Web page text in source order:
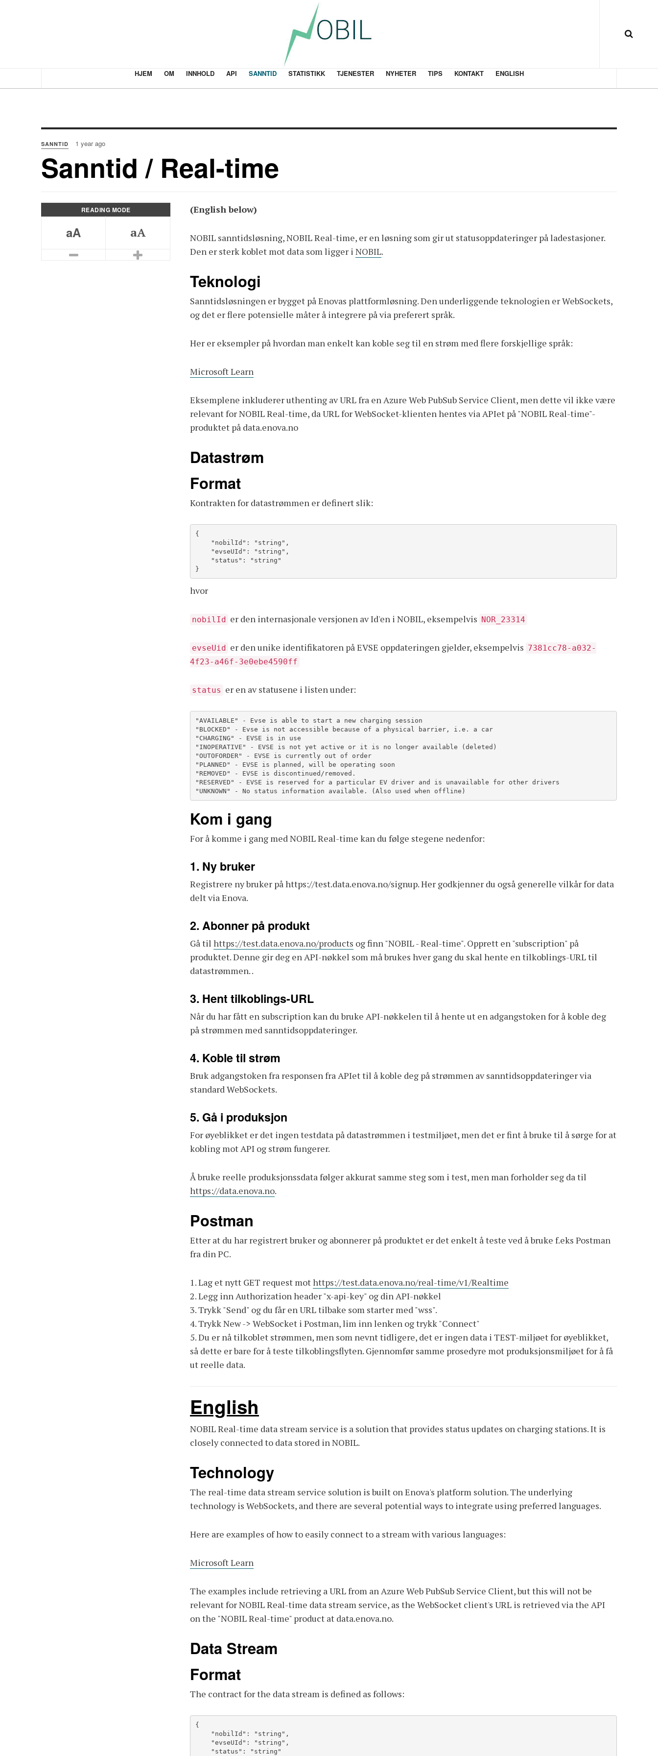
HJEM OM INNHOLD API SANNTID STATISTIKK TJENESTER NYHETER TIPS KONTAKT ENGLISH
SANNTID 1 year ago
Sanntid / Real-time
READING MODE
aA aA
(English below)
NOBIL sanntidsløsning, NOBIL Real-time, er en løsning som gir ut statusoppdateringer på ladestasjoner.
Den er sterk koblet mot data som ligger i NOBIL.
Teknologi
Sanntidsløsningen er bygget på Enovas plattformløsning. Den underliggende teknologien er WebSockets,
og det er flere potensielle måter å integrere på via preferert språk.
Her er eksempler på hvordan man enkelt kan koble seg til en strøm med flere forskjellige språk:
Microsoft Learn
Eksemplene inkluderer uthenting av URL fra en Azure Web PubSub Service Client, men dette vil ikke være
relevant for NOBIL Real-time, da URL for WebSocket-klienten hentes via APIet på "NOBIL Real-time"-
produktet på data.enova.no
Datastrøm
Format
Kontrakten for datastrømmen er definert slik:
{
}
hvor
nobilId er den internasjonale versjonen av Id'en i NOBIL, eksempelvis NOR_23314
evseUid er den unike identifikatoren på EVSE oppdateringen gjelder, eksempelvis 7381cc78-a032-
4f23-a46f-3e0ebe4590ff
status er en av statusene i listen under:
"AVAILABLE" - Evse is able to start a new charging session
"BLOCKED" - Evse is not accessible because of a physical barrier, i.e. a car
"CHARGING" - EVSE is in use
"INOPERATIVE" - EVSE is not yet active or it is no longer available (deleted)
"OUTOFORDER" - EVSE is currently out of order
"PLANNED" - EVSE is planned, will be operating soon
"REMOVED" - EVSE is discontinued/removed.
"RESERVED" - EVSE is reserved for a particular EV driver and is unavailable for other drivers
"UNKNOWN" - No status information available. (Also used when offline)
Kom i gang
For å komme i gang med NOBIL Real-time kan du følge stegene nedenfor:
1. Ny bruker
Registrere ny bruker på https://test.data.enova.no/signup. Her godkjenner du også generelle vilkår for data
delt via Enova.
2. Abonner på produkt
Gå til https://test.data.enova.no/products og finn "NOBIL - Real-time". Opprett en "subscription" på
produktet. Denne gir deg en API-nøkkel som må brukes hver gang du skal hente en tilkoblings-URL til
datastrømmen. .
3. Hent tilkoblings-URL
Når du har fått en subscription kan du bruke API-nøkkelen til å hente ut en adgangstoken for å koble deg
på strømmen med sanntidsoppdateringer.
4. Koble til strøm
Bruk adgangstoken fra responsen fra APIet til å koble deg på strømmen av sanntidsoppdateringer via
standard WebSockets.
5. Gå i produksjon
For øyeblikket er det ingen testdata på datastrømmen i testmiljøet, men det er fint å bruke til å sørge for at
kobling mot API og strøm fungerer.
Å bruke reelle produksjonssdata følger akkurat samme steg som i test, men man forholder seg da til
https://data.enova.no.
Postman
Etter at du har registrert bruker og abonnerer på produktet er det enkelt å teste ved å bruke f.eks Postman
fra din PC.
1. Lag et nytt GET request mothttps://test.data.enova.no/real-time/v1/Realtime
2. Legg inn Authorization header "x-api-key" og din API-nøkkel
3. Trykk "Send" og du får en URL tilbake som starter med "wss".
4. Trykk New -> WebSocket i Postman, lim inn lenken og trykk "Connect"
5. Du er nå tilkoblet strømmen, men som nevnt tidligere, det er ingen data i TEST-miljøet for øyeblikket,
så dette er bare for å teste tilkoblingsflyten. Gjennomfør samme prosedyre mot produksjonsmiljøet for å få
ut reelle data.
English
NOBIL Real-time data stream service is a solution that provides status updates on charging stations. It is
closely connected to data stored in NOBIL.
Technology
The real-time data stream service solution is built on Enova's platform solution. The underlying
technology is WebSockets, and there are several potential ways to integrate using preferred languages.
Here are examples of how to easily connect to a stream with various languages:
Microsoft Learn
The examples include retrieving a URL from an Azure Web PubSub Service Client, but this will not be
relevant for NOBIL Real-time data stream service, as the WebSocket client's URL is retrieved via the API
on the "NOBIL Real-time" product at data.enova.no.
Data Stream
Format
The contract for the data stream is defined as follows:
{